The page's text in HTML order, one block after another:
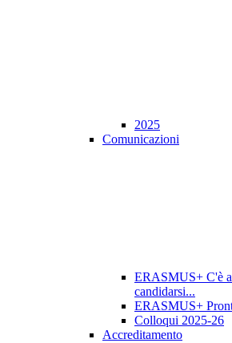
2025
Comunicazioni
ERASMUS+ C'è
candidarsi...
ERASMUS+
Colloqui 2025-26
Accreditamento